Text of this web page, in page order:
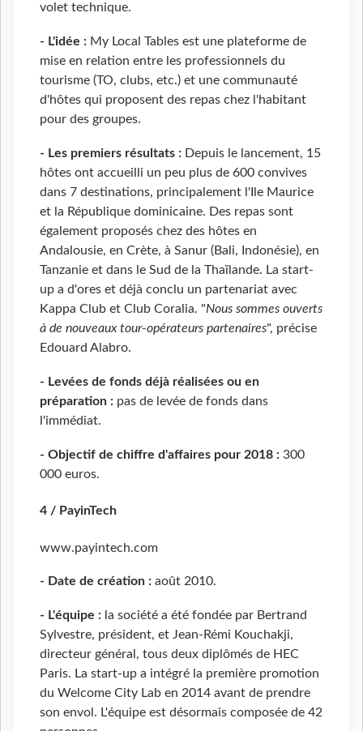
volet technique.
- L'idée : My Local Tables est une plateforme de
mise en relation entre les professionnels du
tourisme (TO, clubs, etc.) et une communauté
d'hôtes qui proposent des repas chez l'habitant
pour des groupes.
- Les premiers résultats : Depuis le lancement, 15
hôtes ont accueilli un peu plus de 600 convives
dans 7 destinations, principalement l'Ile Maurice
et la République dominicaine. Des repas sont
également proposés chez des hôtes en
Andalousie, en Crète, à Sanur (Bali, Indonésie), en
Tanzanie et dans le Sud de la Thaïlande. La start-
up a d'ores et déjà conclu un partenariat avec
Kappa Club et Club Coralia. "Nous sommes ouverts
à de nouveaux tour-opérateurs partenaires", précise
Edouard Alabro.
- Levées de fonds déjà réalisées ou en
préparation : pas de levée de fonds dans
l'immédiat.
- Objectif de chiffre d'affaires pour 2018 : 300
000 euros.
4 / PayinTech
www.payintech.com
- Date de création : août 2010.
- L'équipe : la société a été fondée par Bertrand
Sylvestre, président, et Jean-Rémi Kouchakji,
directeur général, tous deux diplômés de HEC
Paris. La start-up a intégré la première promotion
du Welcome City Lab en 2014 avant de prendre
son envol. L'équipe est désormais composée de 42